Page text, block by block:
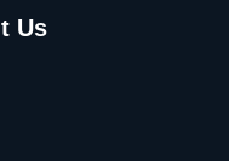
Us